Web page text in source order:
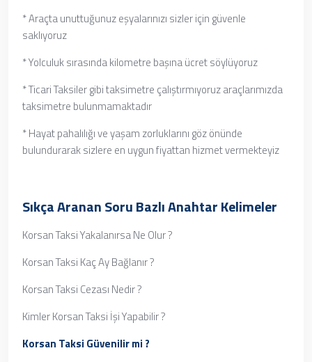
* Araçta unuttuğunuz eşyalarınızı sizler için güvenle
saklıyoruz
* Yolculuk sırasında kilometre başına ücret söylüyoruz
* Ticari Taksiler gibi taksimetre çalıştırmıyoruz araçlarımızda
taksimetre bulunmamaktadır
* Hayat pahalılığı ve yaşam zorluklarını göz önünde
bulundurarak sizlere en uygun fiyattan hizmet vermekteyiz
Sıkça Aranan Soru Bazlı Anahtar Kelimeler
Korsan Taksi Yakalanırsa Ne Olur ?
Korsan Taksi Kaç Ay Bağlanır ?
Korsan Taksi Cezası Nedir ?
Kimler Korsan Taksi İşi Yapabilir ?
Korsan Taksi Güvenilir mi ?